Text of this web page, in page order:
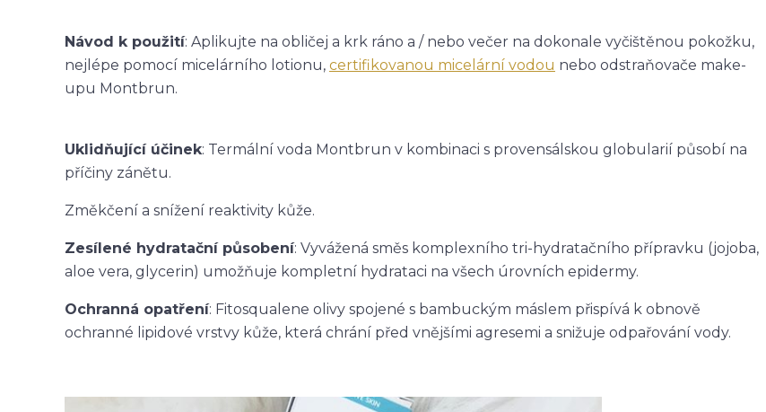
Návod k použití: Aplikujte na obličej a krk ráno a / nebo večer na dokonale vyčištěnou pokožku,
nejlépe pomocí micelárního lotionu, certifikovanou micelární vodou nebo odstraňovače make-
upu Montbrun.
Uklidňující účinek: Termální voda Montbrun v kombinaci s provensálskou globularií působí na
příčiny zánětu.
Změkčení a snížení reaktivity kůže.
Zesílené hydratační působení: Vyvážená směs komplexního tri-hydratačního přípravku (jojoba,
aloe vera, glycerin) umožňuje kompletní hydrataci na všech úrovních epidermy.
Ochranná opatření: Fitosqualene olivy spojené s bambuckým máslem přispívá k obnově
ochranné lipidové vrstvy kůže, která chrání před vnějšími agresemi a snižuje odpařování vody.